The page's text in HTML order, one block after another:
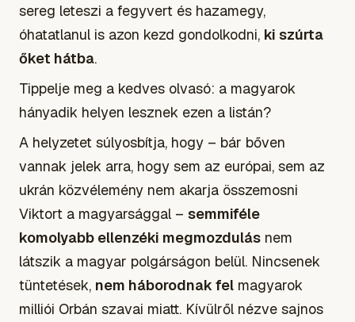
sereg leteszi a fegyvert és hazamegy,
óhatatlanul is azon kezd gondolkodni, ki szúrta
őket hátba.
Tippelje meg a kedves olvasó: a magyarok
hányadik helyen lesznek ezen a listán?
A helyzetet súlyosbítja, hogy – bár bőven
vannak jelek arra, hogy sem az európai, sem az
ukrán közvélemény nem akarja összemosni
Viktort a magyarsággal – semmiféle
komolyabb ellenzéki megmozdulás nem
látszik a magyar polgárságon belül. Nincsenek
tüntetések, nem háborodnak fel magyarok
milliói Orbán szavai miatt. Kívülről nézve sajnos